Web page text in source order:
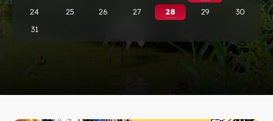
24
25 26 27 28 29
30
31